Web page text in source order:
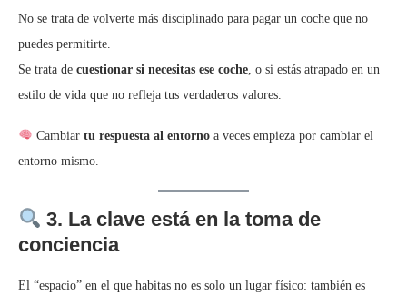
No se trata de volverte más disciplinado para pagar un coche que no
puedes permitirte.
Se trata de cuestionar si necesitas ese coche , o si estás atrapado en un
estilo de vida que no refleja tus verdaderos valores.
Cambiar tu respuesta al entornoa veces empieza por cambiar el
entorno mismo.
3. La clave está en la toma de
conciencia
El “espacio” en el que habitas no es solo un lugar físico: también es